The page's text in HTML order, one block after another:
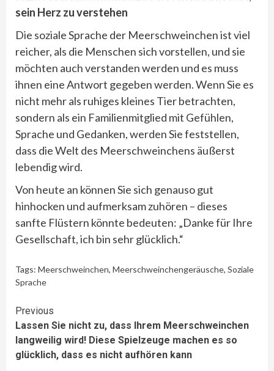
sein Herz zu verstehen
Die soziale Sprache der Meerschweinchen ist viel
reicher, als die Menschen sich vorstellen, und sie
möchten auch verstanden werden und es muss
ihnen eine Antwort gegeben werden. Wenn Sie es
nicht mehr als ruhiges kleines Tier betrachten,
sondern als ein Familienmitglied mit Gefühlen,
Sprache und Gedanken, werden Sie feststellen,
dass die Welt des Meerschweinchens äußerst
lebendig wird.
Von heute an können Sie sich genauso gut
hinhocken und aufmerksam zuhören – dieses
sanfte Flüstern könnte bedeuten: „Danke für Ihre
Gesellschaft, ich bin sehr glücklich.“
Tags: Meerschweinchen, Meerschweinchengeräusche, Soziale
Sprache
Continue
Reading
Previous
Lassen Sie nicht zu, dass Ihrem Meerschweinchen
langweilig wird! Diese Spielzeuge machen es so
glücklich, dass es nicht aufhören kann